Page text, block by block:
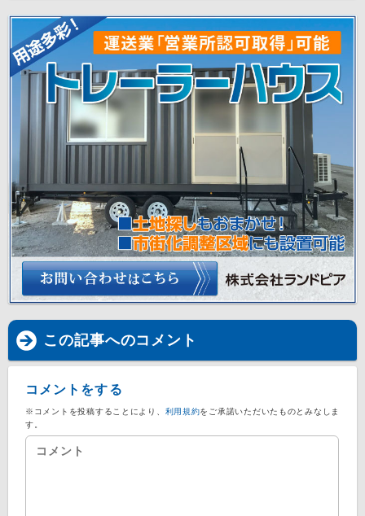
この記事へのコメント
コメントをする
※コメントを投稿することにより、 利用規約をご承諾いただいたものとみなしま
す。